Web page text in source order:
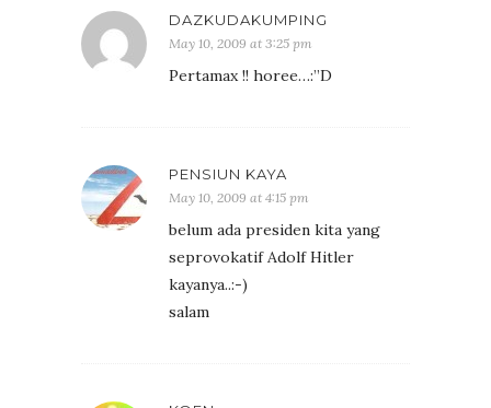
DAZKUDAKUMPING
May 10, 2009 at 3:25 pm
Pertamax !! horee…:”D
PENSIUN KAYA
May 10, 2009 at 4:15 pm
belum ada presiden kita yang
seprovokatif Adolf Hitler
kayanya..:-)
salam